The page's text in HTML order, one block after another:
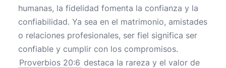
humanas, la fidelidad fomenta la confianza y la
confiabilidad. Ya sea en el matrimonio, amistades
o relaciones profesionales, ser fiel significa ser
confiable y cumplir con los compromisos.
Proverbios 20:6 destaca la rareza y el valor de